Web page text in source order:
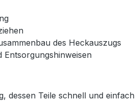
des Heckauszugs
Entsorgungshinweisen
dessen Teile schnell und